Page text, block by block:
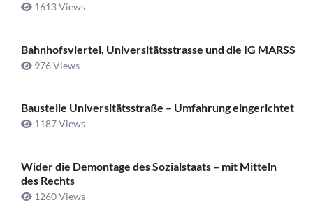
1613 Views
Bahnhofsviertel, Universitätsstrasse und die IG MARSS
976 Views
Baustelle Universitätsstraße ­– Umfahrung eingerichtet
1187 Views
Wider die Demontage des Sozialstaats – mit Mitteln
des Rechts
1260 Views